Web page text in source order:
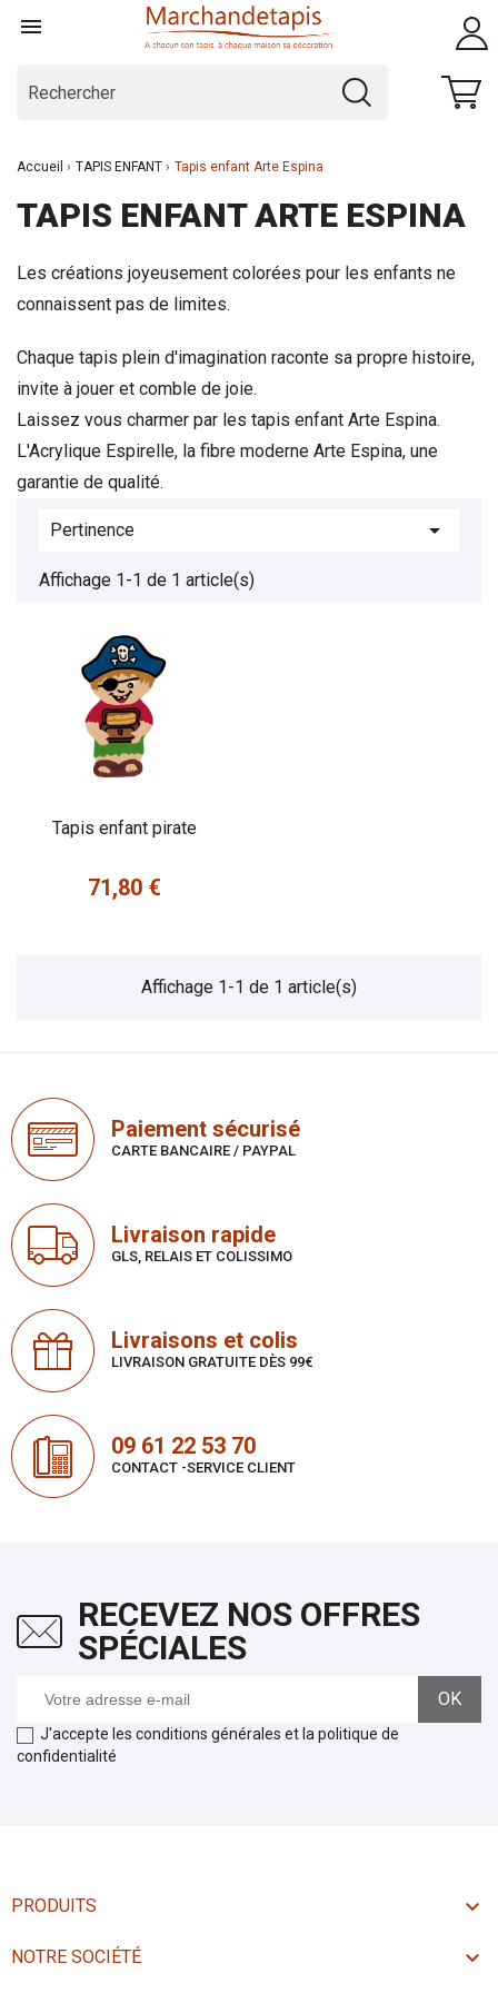

Accueil TAPIS ENFANT Tapis enfant Arte Espina
TAPIS ENFANT ARTE ESPINA
Les créations joyeusement colorées pour les enfants ne
connaissent pas de limites.
Chaque tapis plein d'imagination raconte sa propre histoire,
invite à jouer et comble de joie.
Laissez vous charmer par les tapis enfant Arte Espina.
L'Acrylique Espirelle, la fibre moderne Arte Espina, une
garantie de qualité.
Pertinence 
Affichage 1-1 de 1 article(s)
Tapis enfant pirate
Prix
71,80 €
Affichage 1-1 de 1 article(s)
Paiement sécurisé
CARTE BANCAIRE / PAYPAL
Livraison rapide
GLS, RELAIS ET COLISSIMO
Livraisons et colis
LIVRAISON GRATUITE DÈS 99€
09 61 22 53 70
CONTACT -SERVICE CLIENT
RECEVEZ NOS OFFRES
SPÉCIALES
J'accepte les conditions générales et la politique de
confidentialité
PRODUITS 
NOTRE SOCIÉTÉ 